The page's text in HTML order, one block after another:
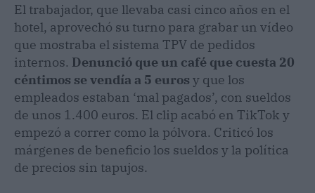
El trabajador, que llevaba casi cinco años en el
hotel, aprovechó su turno para grabar un vídeo
que mostraba el sistema TPV de pedidos
internos. Denunció que un café que cuesta 20
céntimos se vendía a 5 euros y que los
empleados estaban ‘mal pagados’, con sueldos
de unos 1.400 euros. El clip acabó en TikTok y
empezó a correr como la pólvora. Criticó los
márgenes de beneficio los sueldos y la política
de precios sin tapujos.